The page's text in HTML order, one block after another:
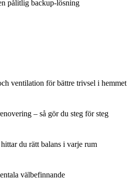
pålitlig backup-lösning
ventilation för bättre trivsel i hemmet
– så gör du steg för steg
du rätt balans i varje rum
välbefinnande